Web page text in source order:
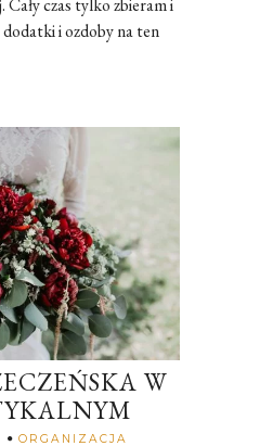
Cały czas tylko zbieram i
i ozdoby na ten
W
ORGANIZACJA